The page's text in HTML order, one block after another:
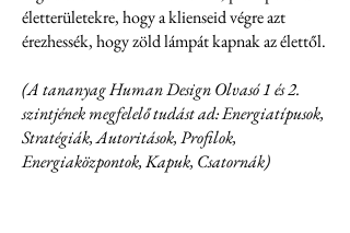
életterületekre, hogy a klienseid végre azt
érezhessék, hogy zöld lámpát kapnak az élettől.
(A tananyag Human Design Olvasó 1 és 2.
szintjének megfelelő tudást ad: Energiatípusok,
Stratégiák, Autoritások, Profilok,
Energiaközpontok, Kapuk, Csatornák)